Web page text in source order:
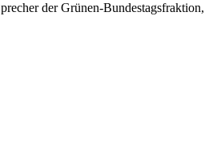
der Grünen-Bundestagsfraktion,